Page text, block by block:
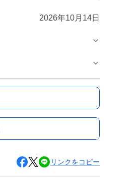
2026年10月14日
リンクをコピー